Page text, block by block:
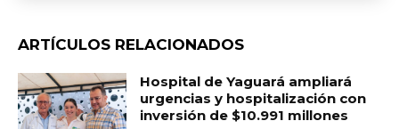
ARTÍCULOS RELACIONADOS
Hospital de Yaguará ampliará
urgencias y hospitalización con
inversión de $10.991 millones